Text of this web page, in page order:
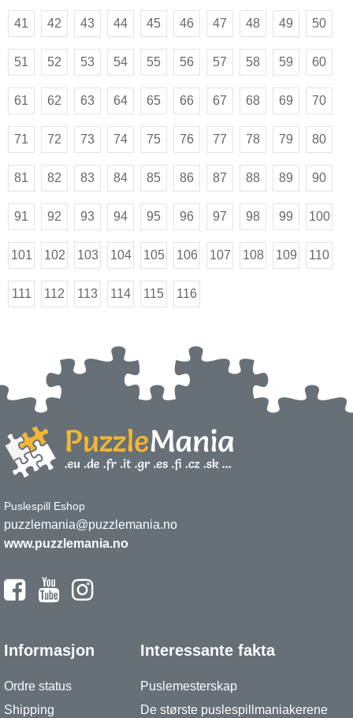
41 42 43 44 45 46 47 48 49 50
51 52 53 54 55 56 57 58 59 60
61 62 63 64 65 66 67 68 69 70
71 72 73 74 75 76 77 78 79 80
81 82 83 84 85 86 87 88 89 90
91 92 93 94 95 96 97 98 99 100
101 102 103 104 105 106 107 108 109 110
111 112 113 114 115 116
Puslespill Eshop
puzzlemania@puzzlemania.no
www.puzzlemania.no
Informasjon
Ordre status
Shipping
Interessante fakta
Puslemesterskap
De største puslespillmaniakerene